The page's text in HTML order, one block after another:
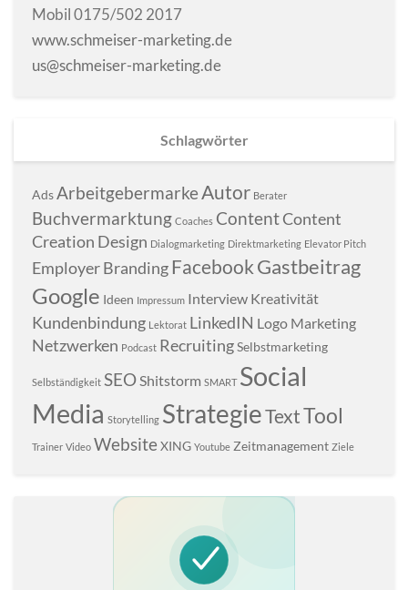
Mobil 0175/502 2017
www.schmeiser-marketing.de
us@schmeiser-marketing.de
Schlagwörter
AdsArbeitgebermarke Autor Berater
Buchvermarktung Coaches ContentContent
Creation Design Dialogmarketing Direktmarketing Elevator Pitch
Employer BrandingFacebook Gastbeitrag
Google Ideen Impressum Interview Kreativität
Kundenbindung Lektorat LinkedIN Logo Marketing
Netzwerken Podcast RecruitingSelbstmarketing
Selbständigkeit SEO Shitstorm SMART Social
Media Storytelling StrategieTextTool
Trainer Video Website XING Youtube Zeitmanagement Ziele